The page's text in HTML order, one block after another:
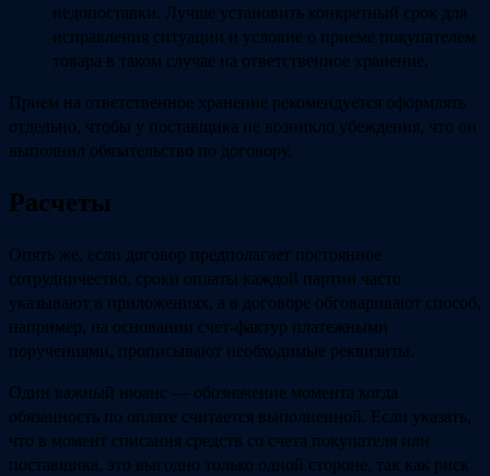
недопоставки. Лучше установить конкретный срок для
исправления ситуации и условие о приеме покупателем
товара в таком случае на ответственное хранение.
Прием на ответственное хранение рекомендуется оформлять
отдельно, чтобы у поставщика не возникло убеждения, что он
выполнил обязательство по договору.
Расчеты
Опять же, если договор предполагает постоянное
сотрудничество, сроки оплаты каждой партии часто
указывают в приложениях, а в договоре обговаривают способ,
например, на основании счет-фактур платежными
поручениями, прописывают необходимые реквизиты.
Один важный нюанс — обозначение момента когда
обязанность по оплате считается выполненной. Если указать,
что в момент списания средств со счета покупателя или
поставщика, это выгодно только одной стороне, так как риск